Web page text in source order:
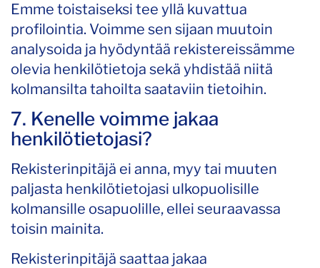
Emme toistaiseksi tee yllä kuvattua
profilointia. Voimme sen sijaan muutoin
analysoida ja hyödyntää rekistereissämme
olevia henkilötietoja sekä yhdistää niitä
kolmansilta tahoilta saataviin tietoihin.
7. Kenelle voimme jakaa
henkilötietojasi?
Rekisterinpitäjä ei anna, myy tai muuten
paljasta henkilötietojasi ulkopuolisille
kolmansille osapuolille, ellei seuraavassa
toisin mainita.
Rekisterinpitäjä saattaa jakaa